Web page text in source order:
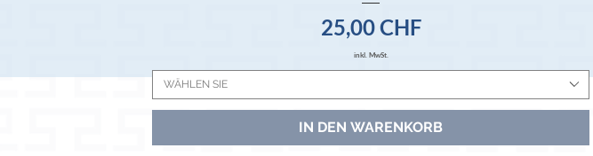
Preis
25,00 CHF
inkl. MwSt.
WÄHLEN SIE
IN DEN WARENKORB